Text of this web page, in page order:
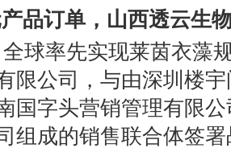
品订单 ， 山西透云生
球率先实现莱茵衣藻
限公司，与由深圳楼
国字头营销管理有限
组成的销售联合体签